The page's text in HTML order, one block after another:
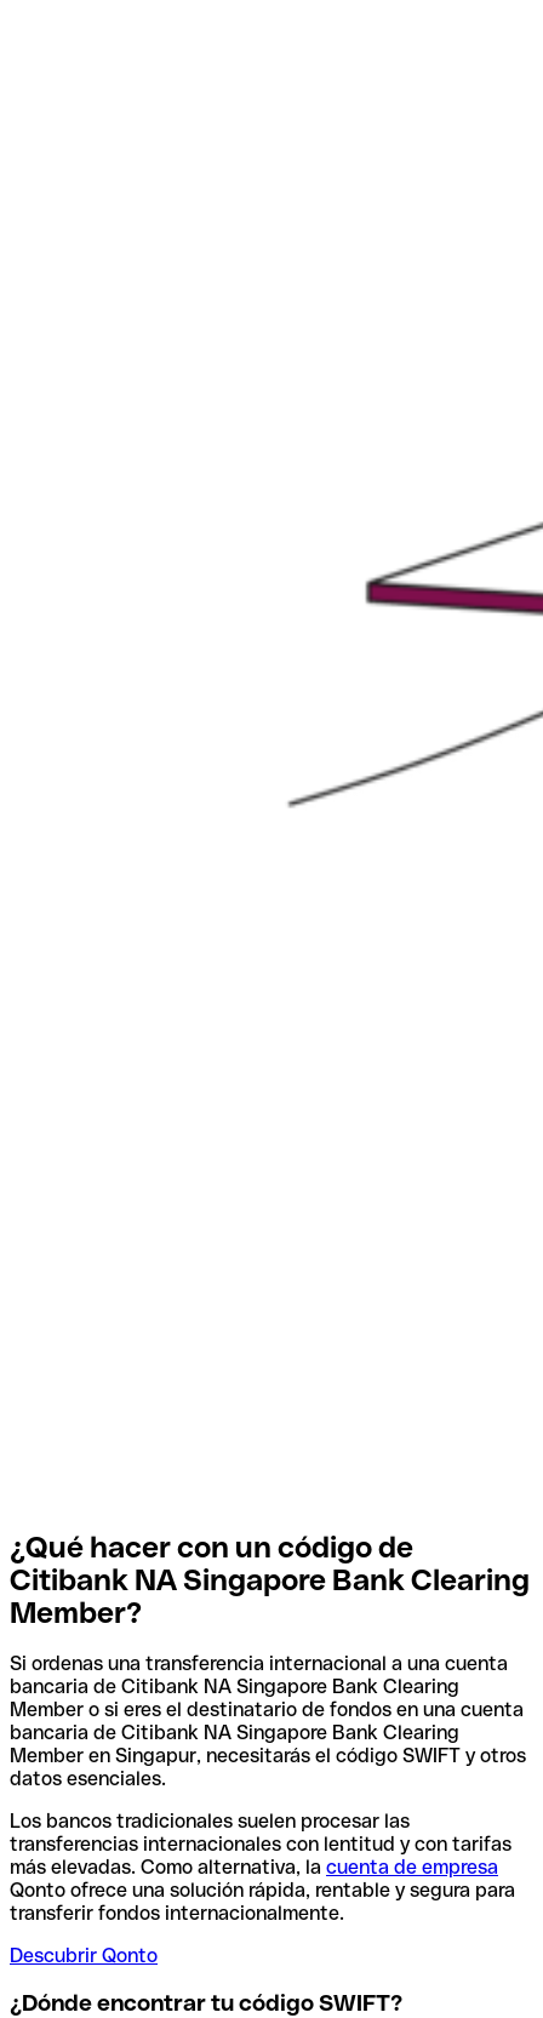
¿Qué hacer con un código de
Citibank NA Singapore Bank Clearing
Member?
Si ordenas una transferencia internacional a una cuenta
bancaria de Citibank NA Singapore Bank Clearing
Member o si eres el destinatario de fondos en una cuenta
bancaria de Citibank NA Singapore Bank Clearing
Member en Singapur, necesitarás el código SWIFT y otros
datos esenciales.
Los bancos tradicionales suelen procesar las
transferencias internacionales con lentitud y con tarifas
más elevadas. Como alternativa, la cuenta de empresa
Qonto ofrece una solución rápida, rentable y segura para
transferir fondos internacionalmente.
Descubrir Qonto
¿Dónde encontrar tu código SWIFT?